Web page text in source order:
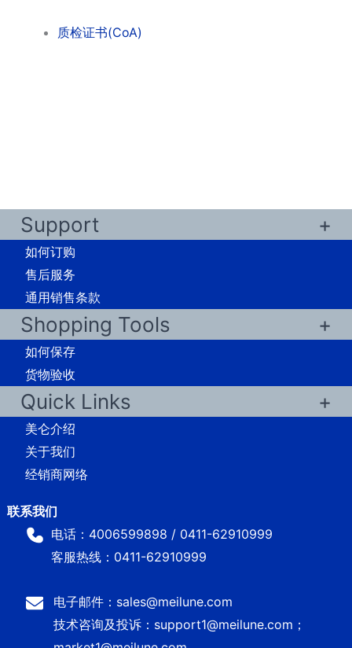
质检证书(CoA)
Support
如何订购
售后服务
通用销售条款
Shopping Tools
如何保存
货物验收
Quick Links
美仑介绍
关于我们
经销商网络
电话：4006599898 / 0411-62910999
客服热线：0411-62910999
电子邮件：sales@meilune.com
技术咨询及投诉：support1@meilune.com；